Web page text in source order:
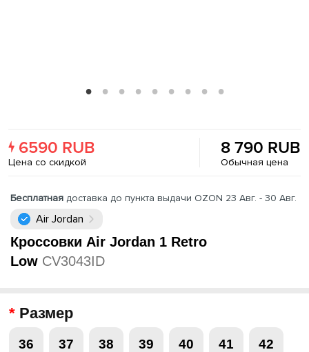
6590 RUB
Цена со скидкой
8 790 RUB
Обычная цена
Бесплатная доставка до пункта выдачи OZON 23 Авг. - 30 Авг.
Air Jordan
Кроссовки Air Jordan 1 Retro
Low CV3043ID
Размер
36 37 38 39 40 41 42